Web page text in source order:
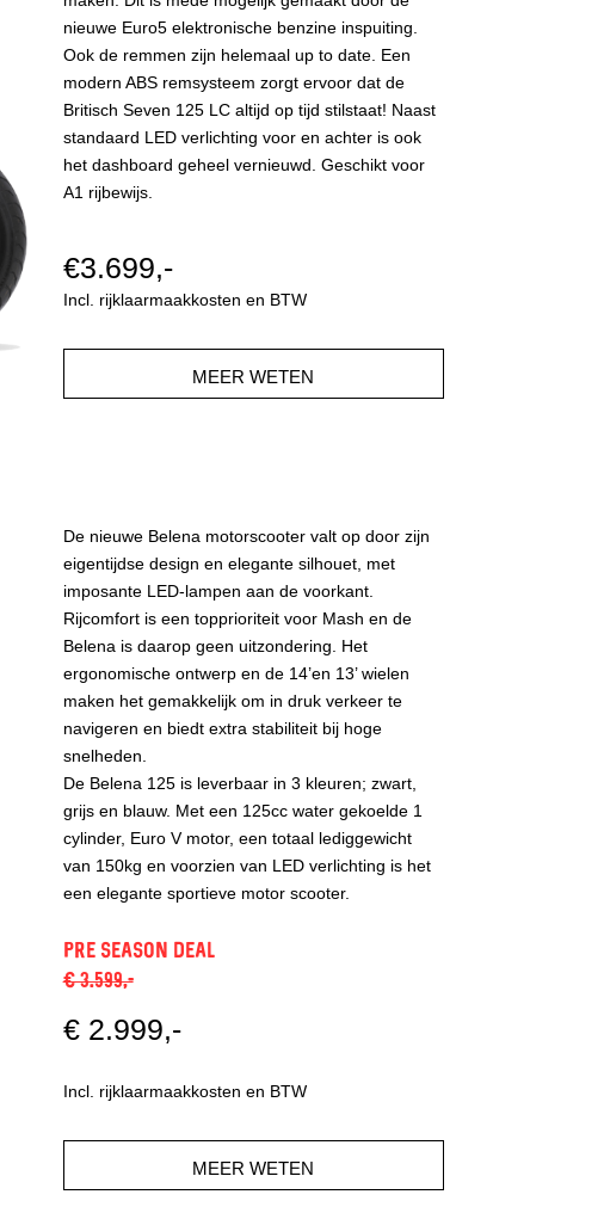
nieuwe Euro5 elektronische benzine inspuiting.
Ook de remmen zijn helemaal up to date. Een
modern ABS remsysteem zorgt ervoor dat de
Britisch Seven 125 LC altijd op tijd stilstaat! Naast
standaard LED verlichting voor en achter is ook
het dashboard geheel vernieuwd. Geschikt voor
A1 rijbewijs.
€3.699,-
Incl. rijklaarmaakkosten en BTW
MEER WETEN
De nieuwe Belena motorscooter valt op door zijn
eigentijdse design en elegante silhouet, met
imposante LED-lampen aan de voorkant.
Rijcomfort is een topprioriteit voor Mash en de
Belena is daarop geen uitzondering. Het
ergonomische ontwerp en de 14’en 13’ wielen
maken het gemakkelijk om in druk verkeer te
navigeren en biedt extra stabiliteit bij hoge
snelheden.
De Belena 125 is leverbaar in 3 kleuren; zwart,
grijs en blauw. Met een 125cc water gekoelde 1
cylinder, Euro V motor, een totaal lediggewicht
van 150kg en voorzien van LED verlichting is het
een elegante sportieve motor scooter.
pre season deal
€ 3.599,-
€ 2.999,-
Incl. rijklaarmaakkosten en BTW
MEER WETEN